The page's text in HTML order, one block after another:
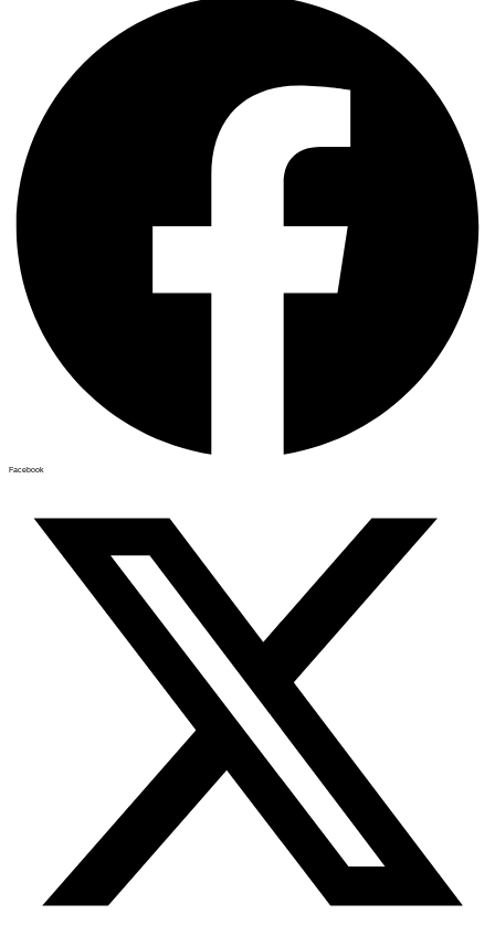
Facebook